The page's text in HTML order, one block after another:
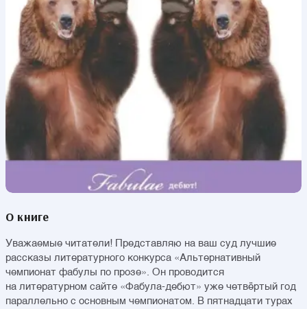
О книге
Уважаемые читатели! Представляю на ваш суд лучшие
рассказы литературного конкурса «Альтернативный
чемпионат фабулы по прозе». Он проводится
на литературном сайте «Фабула-дебют» уже четвёртый год
параллельно с основным чемпионатом. В пятнадцати турах